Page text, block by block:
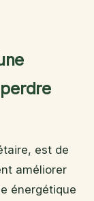
est de
améliorer
énergétique